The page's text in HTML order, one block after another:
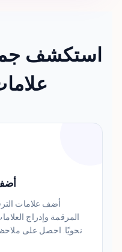
استكشف
أضف علامات
المرقمة وإدراج
نحويًا. احصل على